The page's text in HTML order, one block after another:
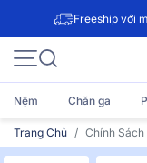
Freeship với
Nệm Chăn ga
Trang Chủ Chính